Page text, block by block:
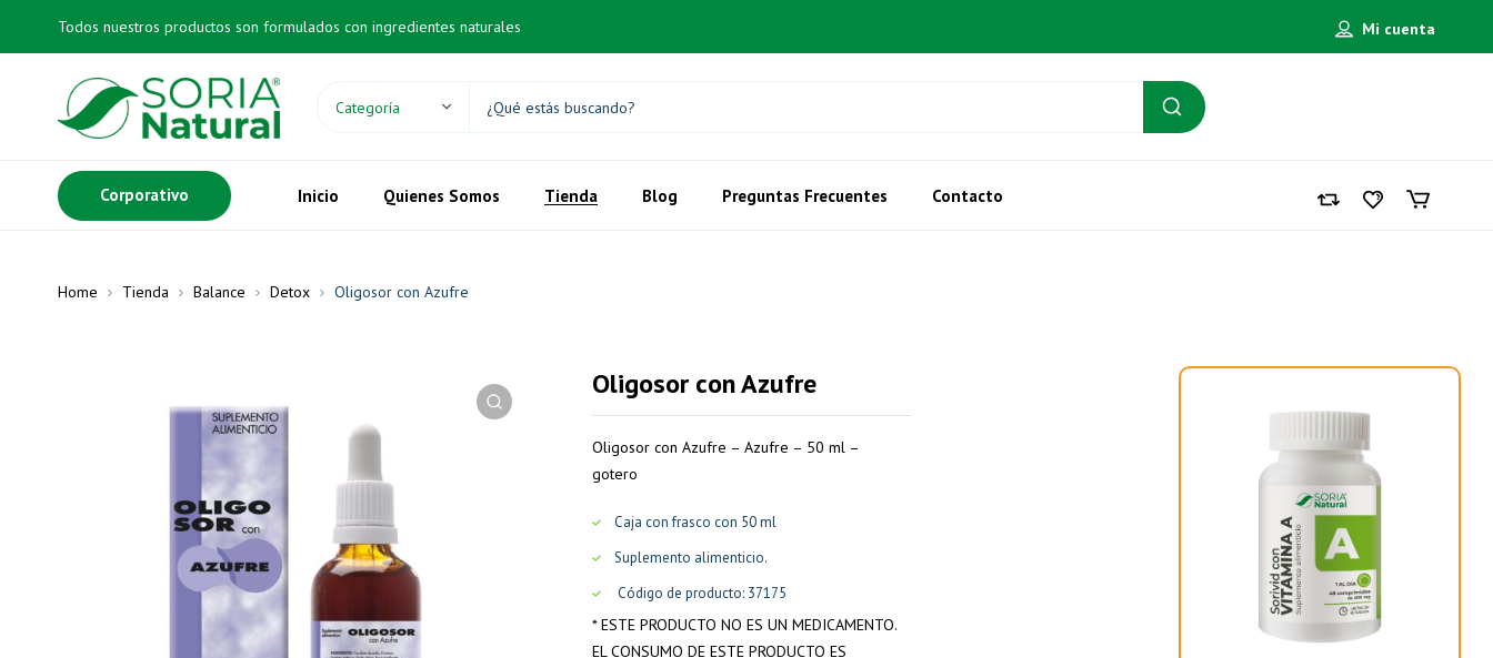
Todos nuestros productos son formulados con ingredientes naturales Mi cuenta
Corporativo Inicio Quienes Somos Tienda Blog Preguntas Frecuentes Contacto
Home Tienda Balance Detox Oligosor con Azufre
Oligosor con Azufre
Oligosor con Azufre – Azufre – 50 ml –
gotero
Caja con frasco con 50 ml
Suplemento alimenticio.
Código de producto: 37175
* ESTE PRODUCTO NO ES UN MEDICAMENTO.
EL CONSUMO DE ESTE PRODUCTO ES